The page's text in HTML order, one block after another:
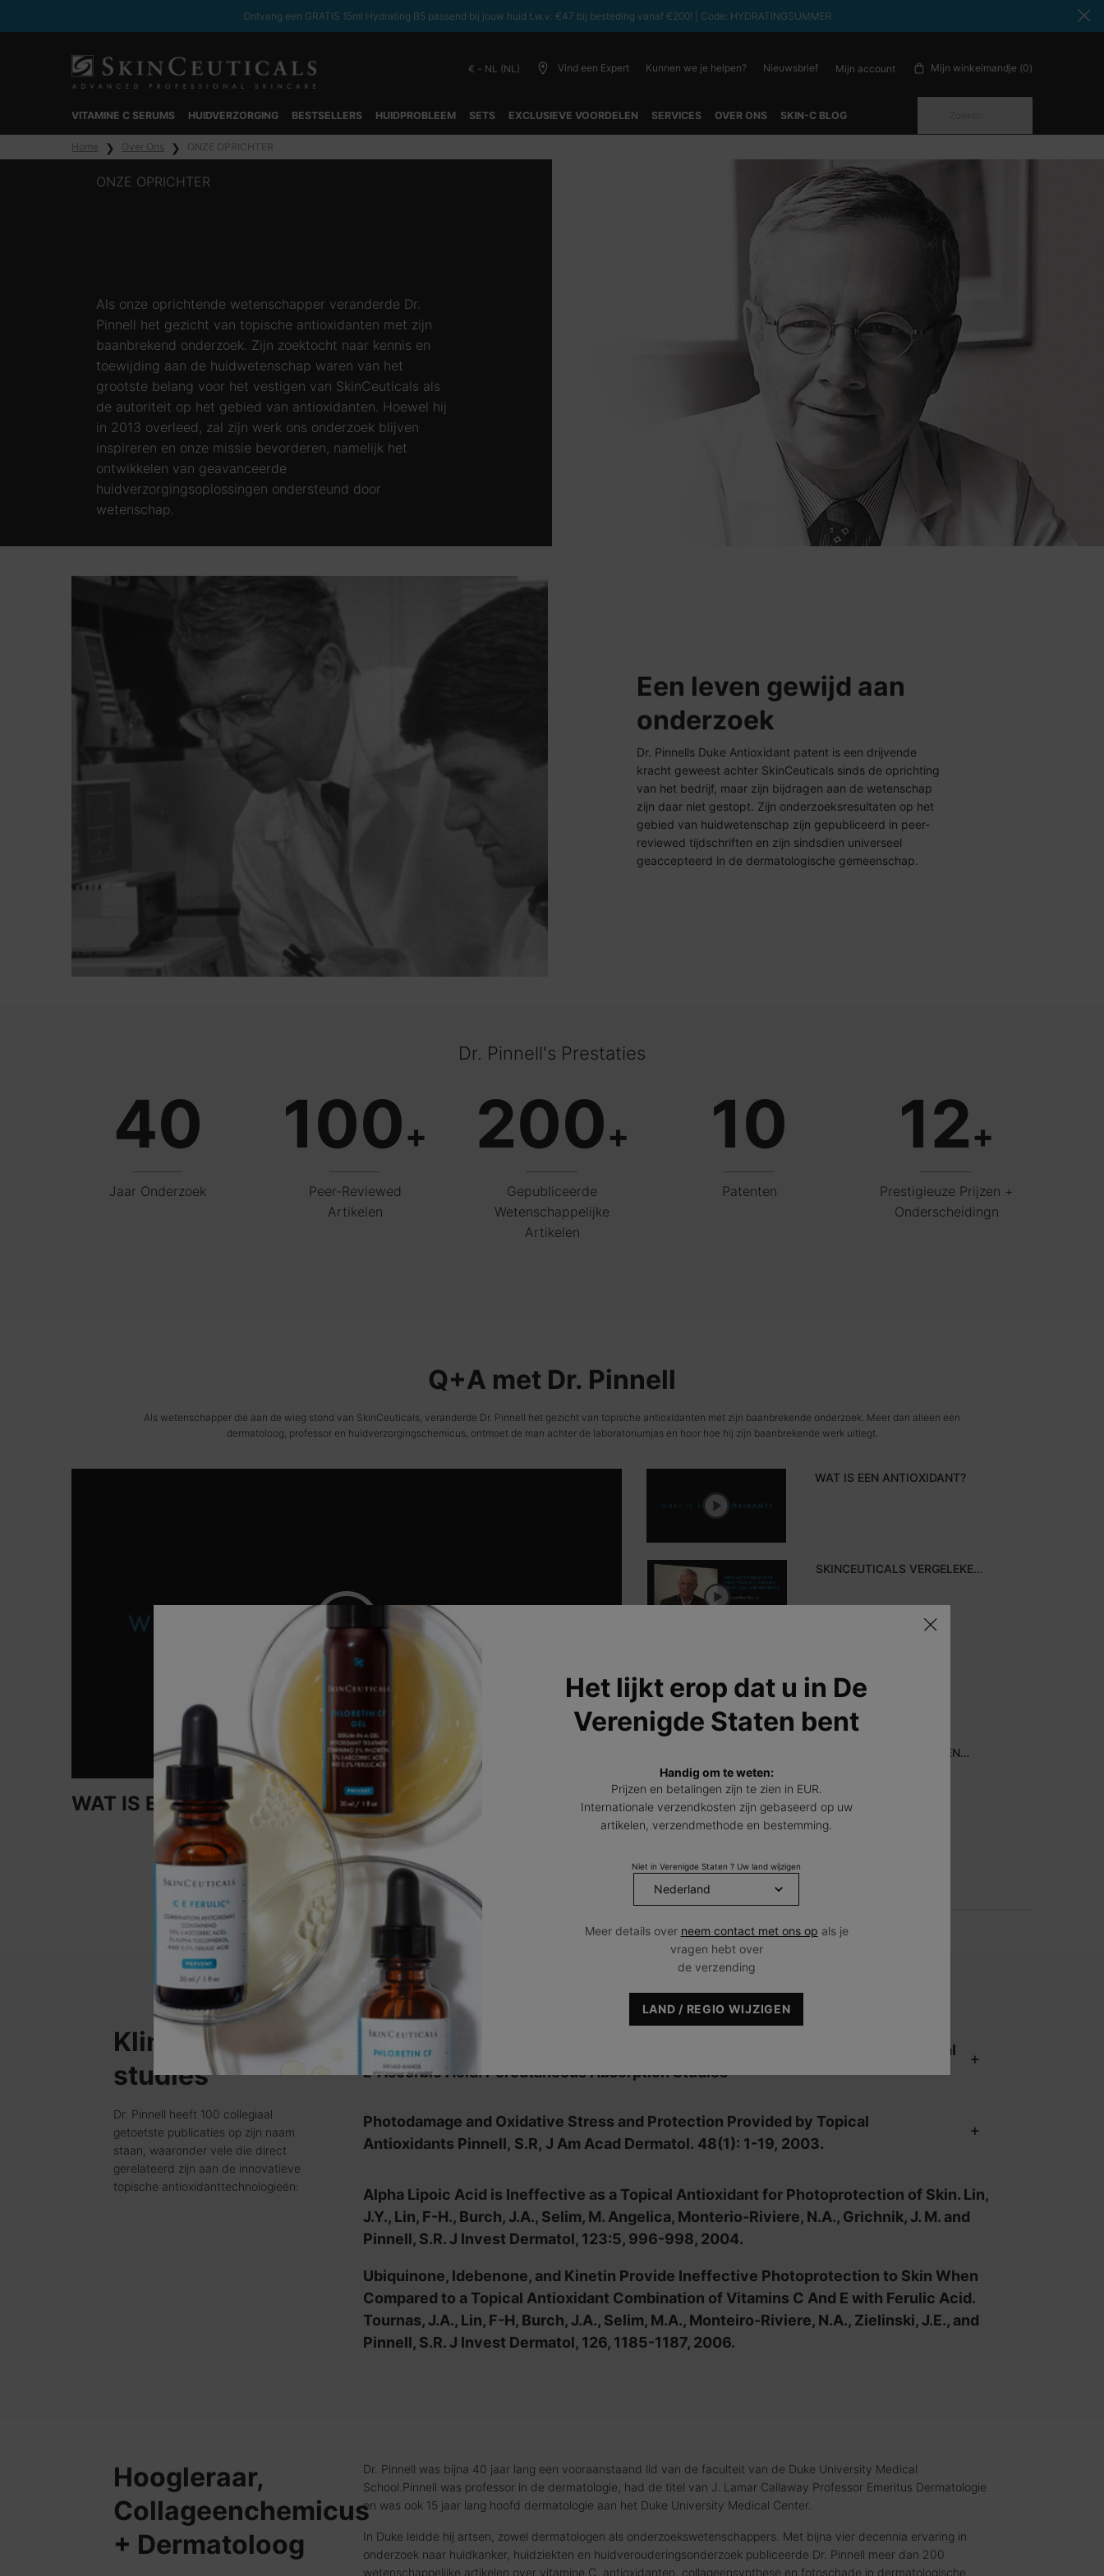
Ontvang een GRATIS 15ml Hydrating B5 passend bij jouw huid t.w.v. €47 bij besteding vanaf €200! | Code: HYDRATINGSUMMER
€ - NL (NL) Vind een Expert Kunnen we je helpen? Nieuwsbrief Mijn account Mijn winkelmandje 0
0 product in winkelwagen
VITAMINE C SERUMS HUIDVERZORGING BESTSELLERS HUIDPROBLEEM SETS EXCLUSIEVE VOORDELEN SERVICES OVER ONS SKIN-C BLOG
Home Over Ons ONZE OPRICHTER
ONZE OPRICHTER
Als onze oprichtende wetenschapper veranderde Dr.
Pinnell het gezicht van topische antioxidanten met zijn
baanbrekend onderzoek. Zijn zoektocht naar kennis en
toewijding aan de huidwetenschap waren van het
grootste belang voor het vestigen van SkinCeuticals als
de autoriteit op het gebied van antioxidanten. Hoewel hij
in 2013 overleed, zal zijn werk ons onderzoek blijven
inspireren en onze missie bevorderen, namelijk het
ontwikkelen van geavanceerde
huidverzorgingsoplossingen ondersteund door
wetenschap.
Een leven gewijd aan
onderzoek
Dr. Pinnells Duke Antioxidant patent is een drijvende
kracht geweest achter SkinCeuticals sinds de oprichting
van het bedrijf, maar zijn bijdragen aan de wetenschap
zijn daar niet gestopt. Zijn onderzoeksresultaten op het
gebied van huidwetenschap zijn gepubliceerd in peer-
reviewed tijdschriften en zijn sindsdien universeel
geaccepteerd in de dermatologische gemeenschap.
Dr. Pinnell's Prestaties
40
Jaar Onderzoek
100+
Peer-Reviewed
Artikelen
200+
Gepubliceerde
Wetenschappelijke
Artikelen
10
Patenten
12+
Prestigieuze Prijzen +
Onderscheidingn
Q+A met Dr. Pinnell
Als wetenschapper die aan de wieg stond van SkinCeuticals, veranderde Dr. Pinnell het gezicht van topische antioxidanten met zijn baanbrekende onderzoek. Meer dan alleen een
dermatoloog, professor en huidverzorgingschemicus, ontmoet de man achter de laboratoriumjas en hoor hoe hij zijn baanbrekende werk uitlegt.
WAT IS EEN ANTIOXIDANT?
WAT IS EEN ANTIOXIDANT?
SKINCEUTICALS VERGELEKEN
ANTIOXIDANT VAN EEN
ZONNEBRANDCRÈME?
WAT ZIJN DE VOORDELEN
ANTIOXIDANTEN?
Klinische
studies
Dr. Pinnell heeft 100 collegiaal
getoetste publicaties op zijn naam
staan, waaronder vele die direct
gerelateerd zijn aan de innovatieve
topische antioxidanttechnologieën:
Topical L-Ascorbic Acid Percutanous Absorption Studies Pinnell, S.R., et al.,Topical
L-Ascorbic Acid: Percutaneous Absorption Studies
Photodamage and Oxidative Stress and Protection Provided by Topical
Antioxidants Pinnell, S.R, J Am Acad Dermatol. 48(1): 1-19, 2003.
Alpha Lipoic Acid is Ineffective as a Topical Antioxidant for Photoprotection of Skin. Lin,
J.Y., Lin, F-H., Burch, J.A., Selim, M. Angelica, Monterio-Riviere, N.A., Grichnik, J. M. and
Pinnell, S.R. J Invest Dermatol, 123:5, 996-998, 2004.
Ubiquinone, Idebenone, and Kinetin Provide Ineffective Photoprotection to Skin When
Compared to a Topical Antioxidant Combination of Vitamins C And E with Ferulic Acid.
Tournas, J.A., Lin, F-H, Burch, J.A., Selim, M.A., Monteiro-Riviere, N.A., Zielinski, J.E., and
Pinnell, S.R. J Invest Dermatol, 126, 1185-1187, 2006.
Hoogleraar,
Collageenchemicus
+ Dermatoloog
Dr. Pinnell was bijna 40 jaar lang een vooraanstaand lid van de faculteit van de Duke University Medical
School.Pinnell was professor in de dermatologie, had de titel van J. Lamar Callaway Professor Emeritus Dermatologie
en was ook 15 jaar lang hoofd dermatologie aan het Duke University Medical Center.
In Duke leidde hij artsen, zowel dermatologen als onderzoekswetenschappers. Met bijna vier decennia ervaring in
onderzoek naar huidkanker, huidziekten en huidverouderingsonderzoek publiceerde Dr. Pinnell meer dan 200
wetenschappelijke artikelen over vitamine C, antioxidanten, collageensynthese en fotoschade in dermatologische
Het lijkt erop dat u in De
Verenigde Staten bent
Handig om te weten:
Prijzen en betalingen zijn te zien in EUR.
Internationale verzendkosten zijn gebaseerd op uw
artikelen, verzendmethode en bestemming.
Niet in Verenigde Staten ? Uw land wijzigen
Meer details over neem contact met ons op als je
vragen hebt over
de verzending
LAND / REGIO WIJZIGEN